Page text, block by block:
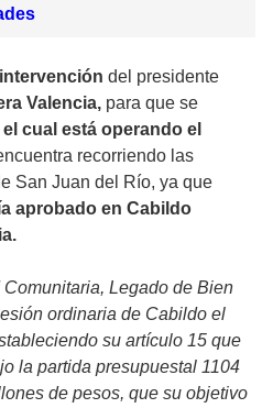
del presidente
Valencia, para que se
cual está operando el
recorriendo las
San Juan del Río, ya que
aprobado en Cabildo
Legado de Bien
ordinaria de Cabildo el
su artículo 15 que
la partida presupuestal 1104
de pesos, que su objetivo